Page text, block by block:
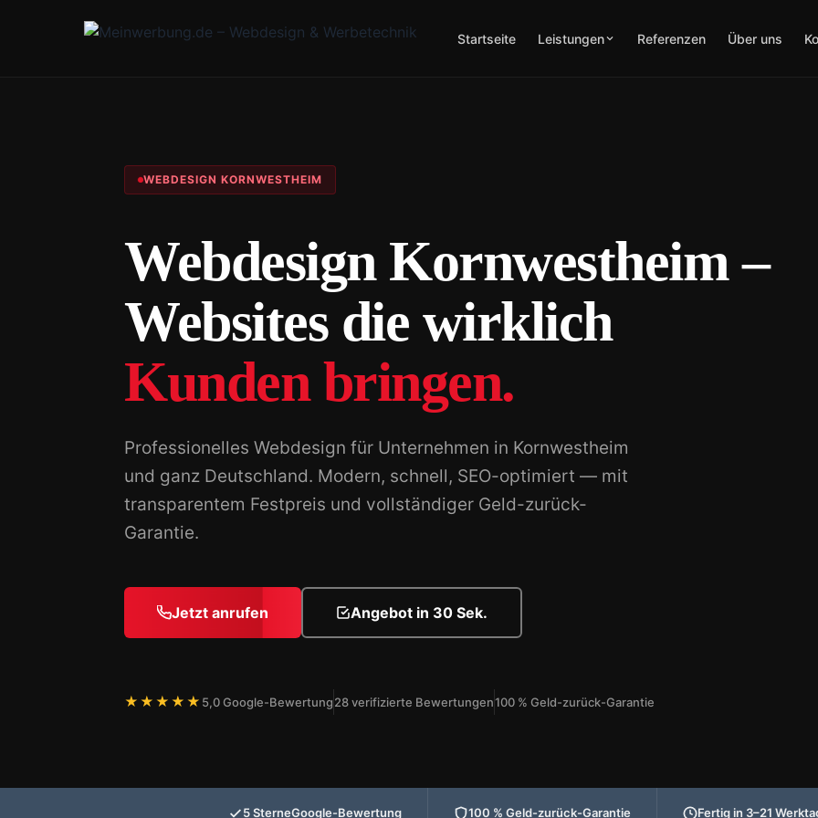
Startseite Leistungen Referenzen Über uns
WEBDESIGN KORNWESTHEIM
Webdesign Kornwestheim –
Websites die wirklich
Kunden bringen.
Professionelles Webdesign für Unternehmen in Kornwestheim
und ganz Deutschland. Modern, schnell, SEO-optimiert — mit
transparentem Festpreis und vollständiger Geld-zurück-
Garantie.
Jetzt anrufen Angebot in 30 Sek.
★★★★★ 5,0 Google-Bewertung28 verifizierte Bewertungen100 % Geld-zurück-Garantie
5 SterneGoogle-Bewertung 100 % Geld-zurück-Garantie Fertig in 3–21